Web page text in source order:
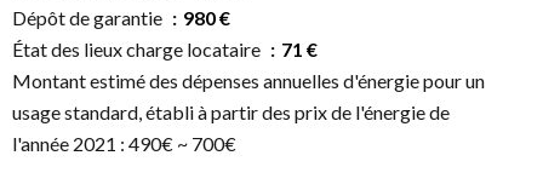
Dépôt de garantie
980 €
État des lieux charge locataire
71 €
Montant estimé des dépenses annuelles d'énergie pour un
usage standard, établi à partir des prix de l'énergie de
l'année 2021 : 490€ ~ 700€